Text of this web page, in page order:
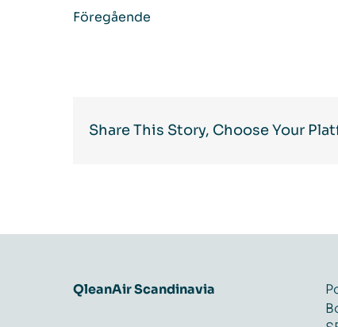
Föregående
Share This Story, Choose Your
QleanAir Scandinavia